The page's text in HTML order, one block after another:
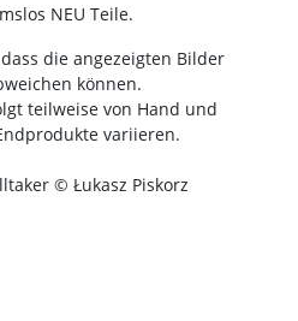
NEU Teile.
die angezeigten Bilder
können.
teilweise von Hand und
variieren.
© Łukasz Piskorz